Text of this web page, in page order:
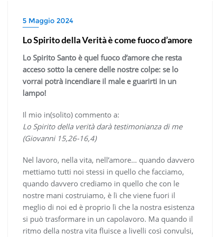
5 Maggio 2024
Lo Spirito della Verità è come fuoco d’amore
Lo Spirito Santo è quel fuoco d’amore che resta
acceso sotto la cenere delle nostre colpe: se lo
vorrai potrà incendiare il male e guarirti in un
lampo!
Il mio in(solito) commento a:
Lo Spirito della verità darà testimonianza di me
(Giovanni 15,26-16,4)
Nel lavoro, nella vita, nell’amore… quando davvero
mettiamo tutti noi stessi in quello che facciamo,
quando davvero crediamo in quello che con le
nostre mani costruiamo, è lì che viene fuori il
meglio di noi ed è proprio lì che la nostra esistenza
si può trasformare in un capolavoro. Ma quando il
ritmo della nostra vita fluisce a livelli così convulsi,